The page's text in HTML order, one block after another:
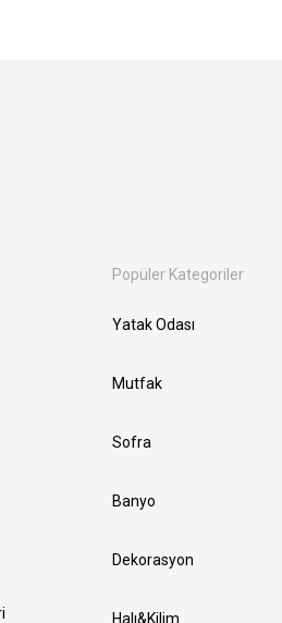
Popüler Kategoriler
Yatak Odası
Mutfak
Sofra
Banyo
Dekorasyon
Halı&Kilim